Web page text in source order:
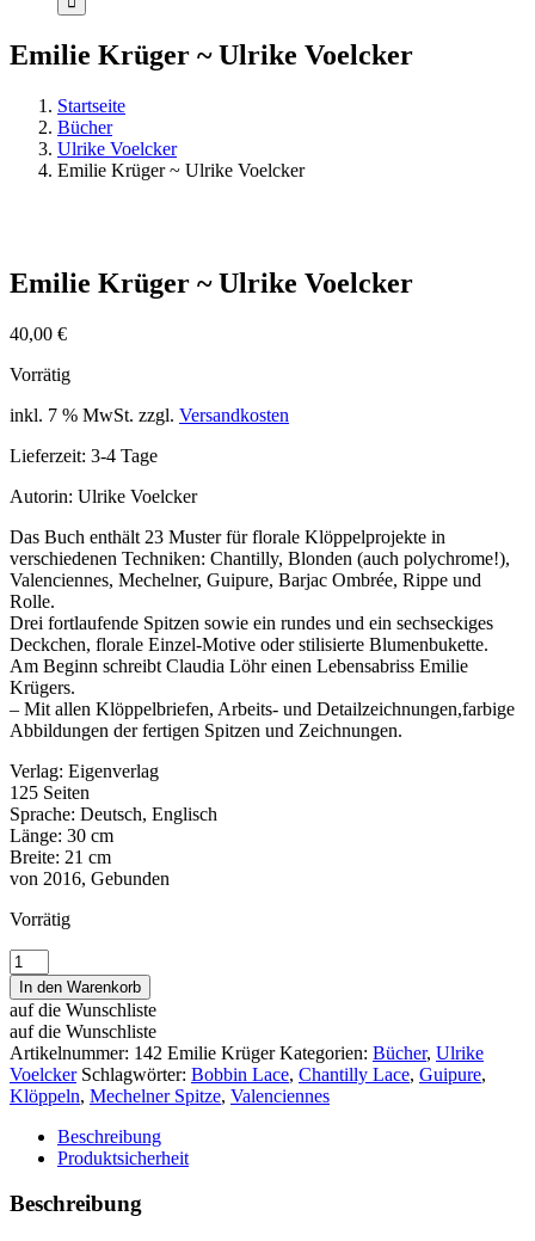
Emilie Krüger ~ Ulrike Voelcker
Startseite
Bücher
Ulrike Voelcker
Emilie Krüger ~ Ulrike Voelcker
Emilie Krüger ~ Ulrike Voelcker
40,00 €
Vorrätig
inkl. 7 % MwSt. zzgl. Versandkosten
Lieferzeit: 3-4 Tage
Autorin: Ulrike Voelcker
Das Buch enthält 23 Muster für florale Klöppelprojekte in
verschiedenen Techniken: Chantilly, Blonden (auch polychrome!),
Valenciennes, Mechelner, Guipure, Barjac Ombrée, Rippe und
Rolle.
Drei fortlaufende Spitzen sowie ein rundes und ein sechseckiges
Deckchen, florale Einzel-Motive oder stilisierte Blumenbukette.
Am Beginn schreibt Claudia Löhr einen Lebensabriss Emilie
Krügers.
– Mit allen Klöppelbriefen, Arbeits- und Detailzeichnungen,farbige
Abbildungen der fertigen Spitzen und Zeichnungen.
Verlag: Eigenverlag
125 Seiten
Sprache: Deutsch, Englisch
Länge: 30 cm
Breite: 21 cm
von 2016, Gebunden
Vorrätig
Emilie
Krüger
~
Ulrike
Voelcker
Menge
In den Warenkorb
auf die Wunschliste
auf die Wunschliste
Artikelnummer: 142 Emilie Krüger Kategorien: Bücher, Ulrike
Voelcker Schlagwörter: Bobbin Lace, Chantilly Lace, Guipure,
Klöppeln, Mechelner Spitze, Valenciennes
Beschreibung
Produktsicherheit
Beschreibung